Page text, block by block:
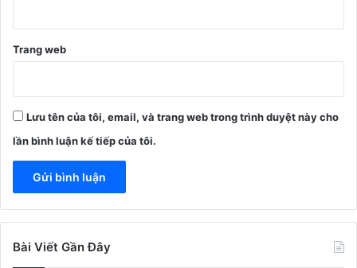
Trang web
Lưu tên của tôi, email, và trang web trong trình duyệt này cho
lần bình luận kế tiếp của tôi.
Bài Viết Gần Đây